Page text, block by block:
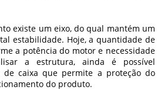
existe um eixo, do qual mantém um
estabilidade. Hoje, a quantidade de
a potência do motor e necessidade
a estrutura, ainda é possível
de caixa que permite a proteção do
do produto.